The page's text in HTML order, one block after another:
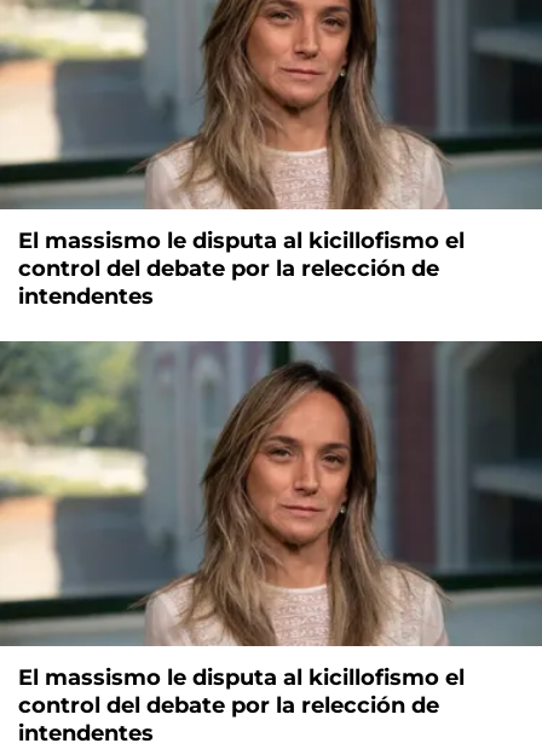
El massismo le disputa al kicillofismo el
control del debate por la relección de
intendentes
El massismo le disputa al kicillofismo el
control del debate por la relección de
intendentes